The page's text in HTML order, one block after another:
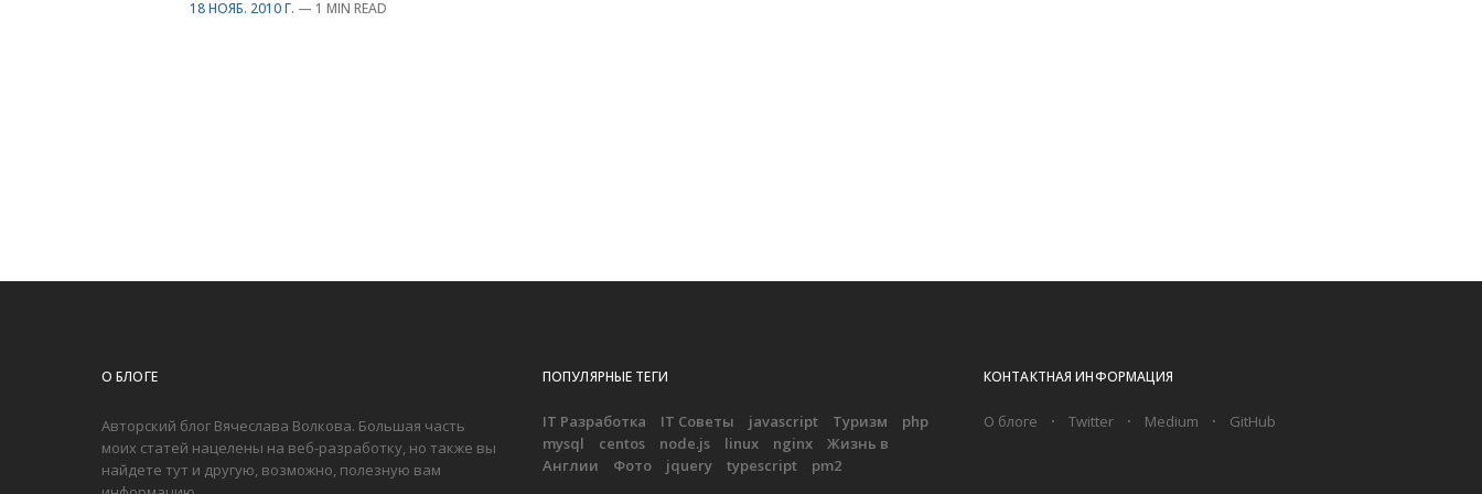
18 НОЯБ. 2010 Г. — 1 MIN READ
О БЛОГЕ
Авторский блог Вячеслава Волкова. Большая часть
моих статей нацелены на веб-разработку, но также вы
найдете тут и другую, возможно, полезную вам
ПОПУЛЯРНЫЕ ТЕГИ
IT Разработка IT Советы javascript Туризм
php
mysql
centos node.js linux nginx
Жизнь в
Англии
Фото jquery typescript pm2
КОНТАКТНАЯ ИНФОРМАЦИЯ
О блоге Twitter Medium GitHub